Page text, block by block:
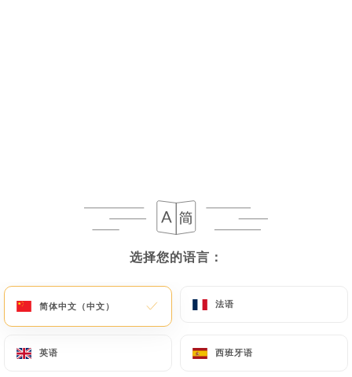
选择您的语言：
简体中文（中文） 法语
英语 西班牙语
选择您的语言：
简体中文（中文） 法语
英语 西班牙语